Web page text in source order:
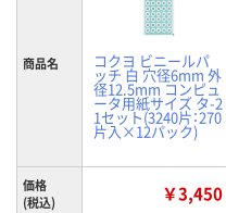
商品名 コクヨ ビニールパ
ッチ 白 穴径6mm 外
径12.5mm コンピュ
ータ用紙サイズ タ-2
1セット(3240片：270
片入×12パック)
価格
(税込)
￥3,450